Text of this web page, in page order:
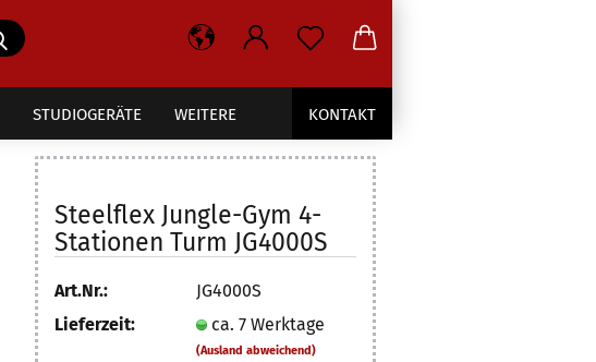
Suche...
STUDIOGERÄTE KONTAKT
WEITERE
Steelflex Jungle-Gym 4-
Stationen Turm JG4000S
Art.Nr.:
JG4000S
Lieferzeit:
ca. 7 Werktage
(Ausland abweichend)